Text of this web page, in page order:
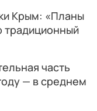
Крым: «Планы
традиционный
часть
— в среднем